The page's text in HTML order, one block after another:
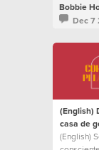
Bobbie
Dec 7
(English)
casa de
(English)